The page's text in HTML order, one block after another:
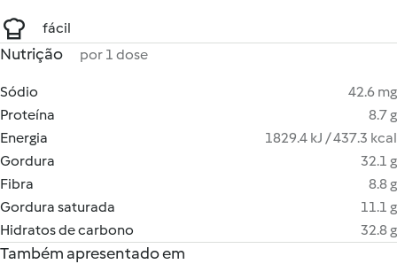
fácil
Nutrição por 1 dose
Sódio
42.6 mg
Proteína
8.7 g
Energia
1829.4 kJ / 437.3 kcal
Gordura
32.1 g
Fibra
8.8 g
Gordura saturada
11.1 g
Hidratos de carbono
32.8 g
Também apresentado em